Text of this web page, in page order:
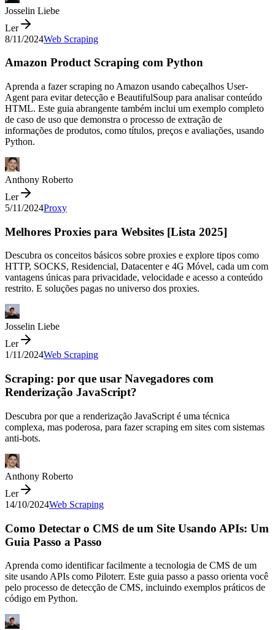
Josselin Liebe
Ler
8/11/2024Web Scraping
Amazon Product Scraping com Python
Aprenda a fazer scraping no Amazon usando cabeçalhos User-
Agent para evitar detecção e BeautifulSoup para analisar conteúdo
HTML. Este guia abrangente também inclui um exemplo completo
de caso de uso que demonstra o processo de extração de
informações de produtos, como títulos, preços e avaliações, usando
Python.
Anthony Roberto
Ler
5/11/2024Proxy
Melhores Proxies para Websites [Lista 2025]
Descubra os conceitos básicos sobre proxies e explore tipos como
HTTP, SOCKS, Residencial, Datacenter e 4G Móvel, cada um com
vantagens únicas para privacidade, velocidade e acesso a conteúdo
restrito. E soluções pagas no universo dos proxies.
Josselin Liebe
Ler
1/11/2024Web Scraping
Scraping: por que usar Navegadores com
Renderização JavaScript?
Descubra por que a renderização JavaScript é uma técnica
complexa, mas poderosa, para fazer scraping em sites com sistemas
anti-bots.
Anthony Roberto
Ler
14/10/2024Web Scraping
Como Detectar o CMS de um Site Usando APIs: Um
Guia Passo a Passo
Aprenda como identificar facilmente a tecnologia de CMS de um
site usando APIs como Piloterr. Este guia passo a passo orienta você
pelo processo de detecção de CMS, incluindo exemplos práticos de
código em Python.